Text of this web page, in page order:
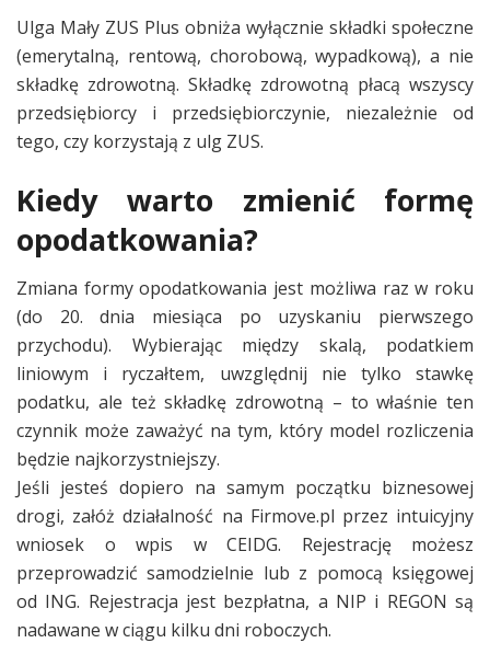
Ulga Mały ZUS Plus obniża wyłącznie składki społeczne
(emerytalną, rentową, chorobową, wypadkową), a nie
składkę zdrowotną. Składkę zdrowotną płacą wszyscy
przedsiębiorcy i przedsiębiorczynie, niezależnie od
tego, czy korzystają z ulg ZUS.
Kiedy warto zmienić formę
opodatkowania?
Zmiana formy opodatkowania jest możliwa raz w roku
(do 20. dnia miesiąca po uzyskaniu pierwszego
przychodu). Wybierając między skalą, podatkiem
liniowym i ryczałtem, uwzględnij nie tylko stawkę
podatku, ale też składkę zdrowotną – to właśnie ten
czynnik może zaważyć na tym, który model rozliczenia
będzie najkorzystniejszy.
Jeśli jesteś dopiero na samym początku biznesowej
drogi, załóż działalność na Firmove.pl przez intuicyjny
wniosek o wpis w CEIDG. Rejestrację możesz
przeprowadzić samodzielnie lub z pomocą księgowej
od ING. Rejestracja jest bezpłatna, a NIP i REGON są
nadawane w ciągu kilku dni roboczych.